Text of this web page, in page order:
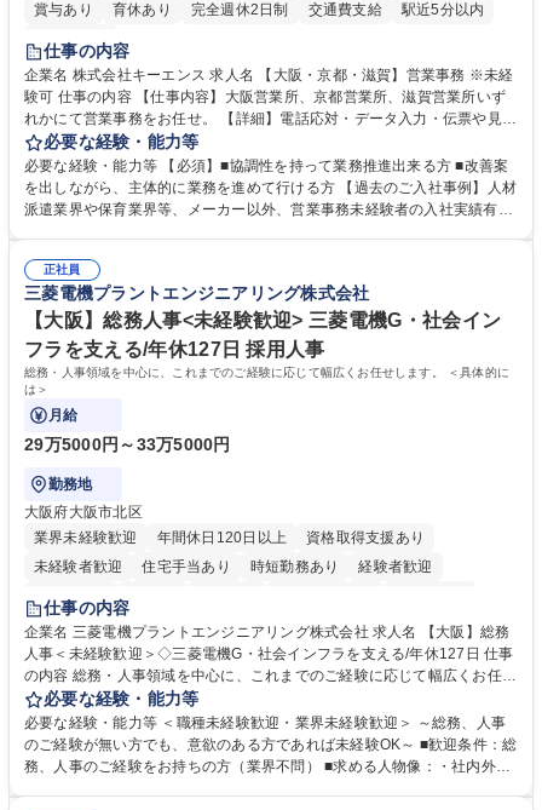
賞与あり
育休あり 完全週休2日制 交通費支給
駅近5分以内
土日祝休み
仕事の内容
企業名 株式会社キーエンス 求人名 【大阪・京都・滋賀】営業事務 ※未経
験可 仕事の内容 【仕事内容】大阪営業所、京都営業所、滋賀営業所いず
れかにて営業事務をお任せ。 【詳細】電話応対・データ入力・伝票や見積
の作成・カタログ送付・来客対応・営業所内で発生する事務業務や業務改
善をお任せ。 【教育制度】ご入社後、育成担当とペアになりながらOJTに
て業務を覚えていただくことが可能です。業務システムがきちんと構築さ
れているため、スムーズに仕事に慣れることができる環境です。また、
募集職種 【大阪・京都・滋賀】営業事務 ※未経験可
必要な経験・能力等
必要な経験・能力等 【必須】■協調性を持って業務推進出来る方 ■改善案
を出しながら、主体的に業務を進めて行ける方 【過去のご入社事例】人材
派遣業界や保育業界等、メーカー以外、営業事務未経験者の入社実績有
えて、お客様や社員の状況に合わせ、能動的なサポート、改善の動きも期
待され。組織を支えるスペシャリストとして、チームに貢献し、結果的に
社員から頼られる存在になることができます。平均19:30の退勤以降の業
務の持ち帰りも禁止されており、メリハリのある働き方となります。 学
歴・資格 学歴：大学院 大学 高専 短大 語学力： 資格：
正社員
三菱電機プラントエンジニアリング株式会社
【大阪】総務人事<未経験歓迎> 三菱電機G・社会イン
フラを支える/年休127日 採用人事
総務・人事領域を中心に、これまでのご経験に応じて幅広くお任せします。 ＜具体的に
は＞
月給
29万5000円～33万5000円
勤務地
大阪府大阪市北区
業界未経験歓迎
年間休日120日以上
資格取得支援あり
未経験者歓迎
住宅手当あり 時短勤務あり
経験者歓迎
退職金あり
駅近5分以内
土日祝休み 服装自由 寮・社宅あり 食事補助あり
仕事の内容
企業名 三菱電機プラントエンジニアリング株式会社 求人名 【大阪】総務
人事＜未経験歓迎＞◇三菱電機G・社会インフラを支える/年休127日 仕事
の内容 総務・人事領域を中心に、これまでのご経験に応じて幅広くお任せ
します。 ＜具体的には＞ ・総務/人事労務（給与・社保・勤怠管理など）
・採用・教育研修 ・福利厚生運用 など ※基本的には事務所勤務ですが、
採用や教育等の業務内容により、関西圏以外への日帰り・宿泊を伴う国内
出張もございます。 ※担当業務を持ちつつ、お互いに助け合いながら、総
必要な経験・能力等
必要な経験・能力等 ＜職種未経験歓迎・業界未経験歓迎＞ ～総務、人事
のご経験が無い方でも、意欲のある方であれば未経験OK～ ■歓迎条件：総
務、人事のご経験をお持ちの方（業界不問） ■求める人物像：・社内外の